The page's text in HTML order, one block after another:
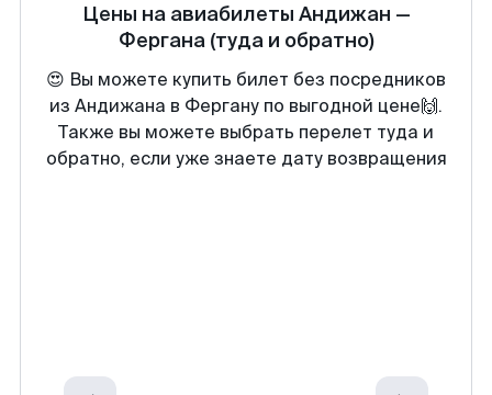
Цены на авиабилеты Андижан —
Фергана (туда и обратно)
😍 Вы можете купить билет без посредников
из Андижана в Фергану по выгодной цене🙌.
Также вы можете выбрать перелет туда и
обратно, если уже знаете дату возвращения